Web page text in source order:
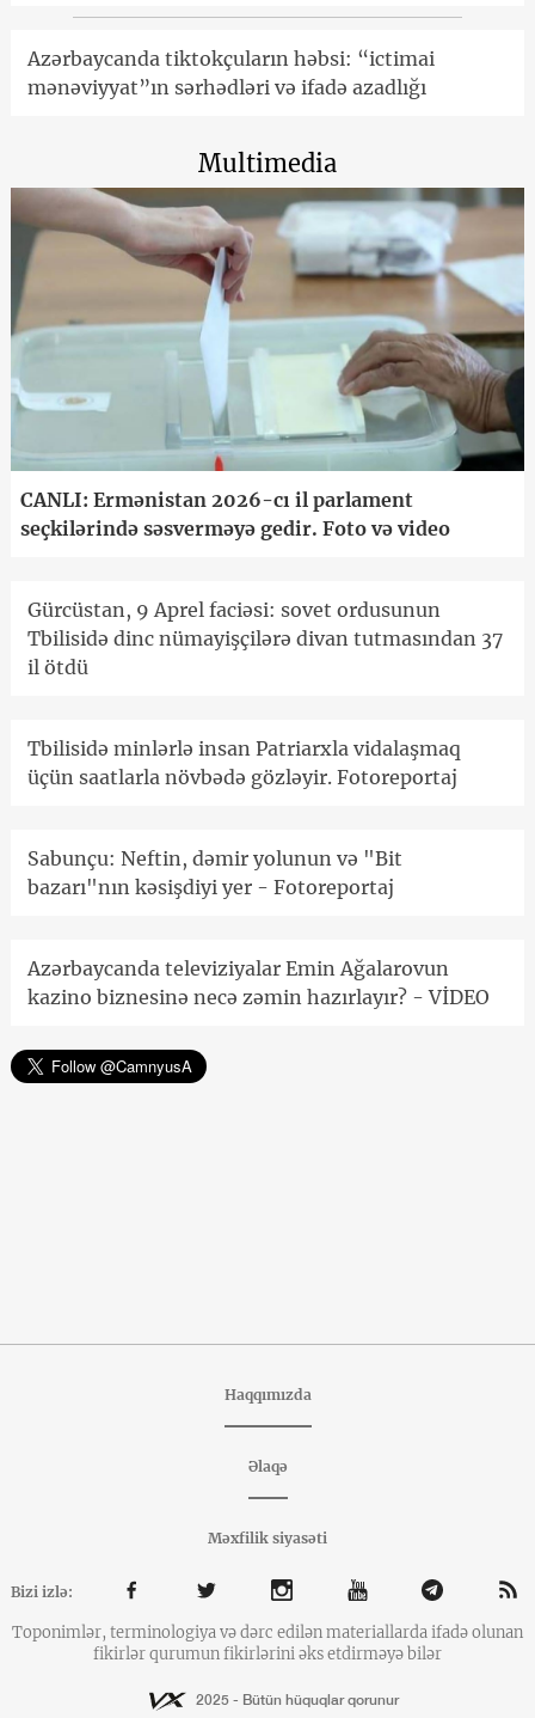
Azərbaycanda tiktokçuların həbsi: “ictimai
mənəviyyat”ın sərhədləri və ifadə azadlığı
Multimedia
CANLI: Ermənistan 2026-cı il parlament
seçkilərində səsverməyə gedir. Foto və video
Gürcüstan, 9 Aprel faciəsi: sovet ordusunun
Tbilisidə dinc nümayişçilərə divan tutmasından 37
il ötdü
Tbilisidə minlərlə insan Patriarxla vidalaşmaq
üçün saatlarla növbədə gözləyir. Fotoreportaj
Sabunçu: Neftin, dəmir yolunun və "Bit
bazarı"nın kəsişdiyi yer - Fotoreportaj
Azərbaycanda televiziyalar Emin Ağalarovun
kazino biznesinə necə zəmin hazırlayır? - VİDEO
Haqqımızda
Əlaqə
Məxfilik siyasəti
Bizi izlə:
Toponimlər, terminologiya və dərc edilən materiallarda ifadə olunan
fikirlər qurumun fikirlərini əks etdirməyə bilər
2025 - Bütün hüquqlar qorunur